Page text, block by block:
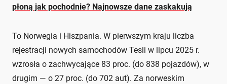
płoną jak pochodnie? Najnowsze dane zaskakują
To Norwegia i Hiszpania. W pierwszym kraju liczba
rejestracji nowych samochodów Tesli w lipcu 2025 r.
wzrosła o zachwycające 83 proc. (do 838 pojazdów), w
drugim — o 27 proc. (do 702 aut). Za norweskim